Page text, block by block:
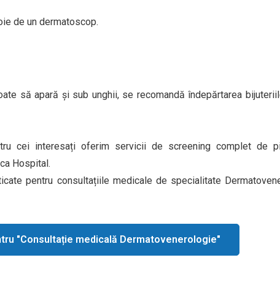
de un dermatoscop.
să apară și sub unghii, se recomandă îndepărtarea
cei interesați oferim servicii de screening complet de
Hospital.
pentru consultațiile medicale de specialitate
"Consultație medicală Dermatovenerologie"